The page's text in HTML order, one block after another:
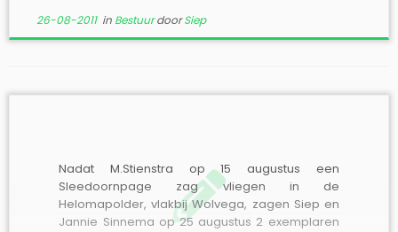
26-08-2011in BestuurdoorSiep
Nadat M.Stienstra op 15 augustus een
Sleedoornpage zag vliegen in de
Helomapolder, vlakbij Wolvega, zagen Siep en
Jannie Sinnema op 25 augustus 2 exemplaren